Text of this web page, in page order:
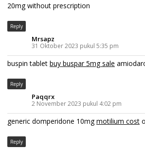
20mg without prescription
Reply
Mrsapz
31 Oktober 2023 pukul 5:35 pm
buspin tablet buy buspar 5mg sale
Reply
Paqqrx
2 November 2023 pukul 4:02 pm
generic domperidone 10mgmotilium cost
Reply